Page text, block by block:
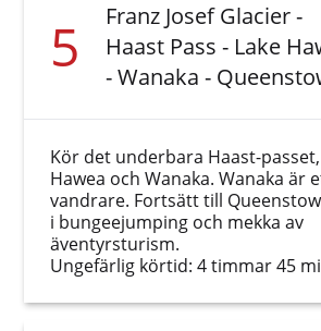
5
Franz Josef Glacier -
Haast Pass - Lake
- Wanaka -
Kör det underbara Haast-
Hawea och Wanaka. Wanaka är
vandrare. Fortsätt till
i bungeejumping och mekka av
äventyrsturism.
Ungefärlig körtid: 4 timmar 45